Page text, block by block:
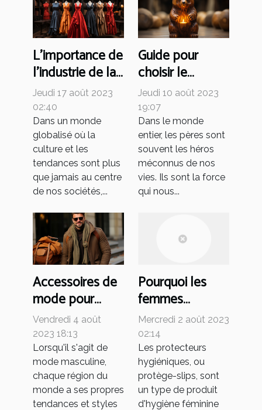
L'importance de
l'industrie de la
mode dans
l'économie
mondiale
Jeudi 17 août 2023
02:40
Dans un monde
globalisé où la
culture et les
tendances sont plus
que jamais au centre
de nos sociétés,...
Guide pour
choisir le
cadeau parfait
pour papa sur le
thème de l'ours
Jeudi 10 août 2023
19:07
Dans le monde
entier, les pères sont
souvent les héros
méconnus de nos
vies. Ils sont la force
qui nous...
Accessoires de
mode pour
hommes :
Comparaison
internationale
des tendances
Vendredi 4 août
2023 18:13
Lorsqu'il s'agit de
mode masculine,
chaque région du
monde a ses propres
tendances et styles
Pourquoi les
femmes
portent-elles
des protège-
slips et
comment choisir
le meilleur ?
Mercredi 2 août 2023
02:14
Les protecteurs
hygiéniques, ou
protège-slips, sont
un type de produit
d'hygiène féminine